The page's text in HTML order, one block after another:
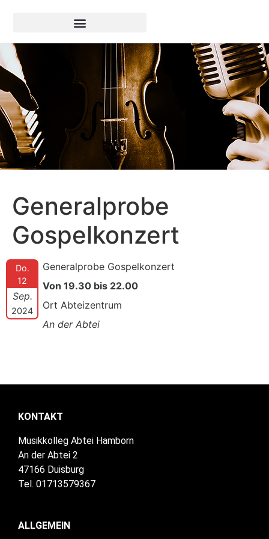
Generalprobe
Gospelkonzert
Do.
12
Sep.
2024
Generalprobe Gospelkonzert
Von 19.30 bis 22.00
Ort Abteizentrum
An der Abtei
KONTAKT
Musikkolleg Abtei Hamborn
An der Abtei 2
47166 Duisburg
Tel. 01713579367
ALLGEMEIN